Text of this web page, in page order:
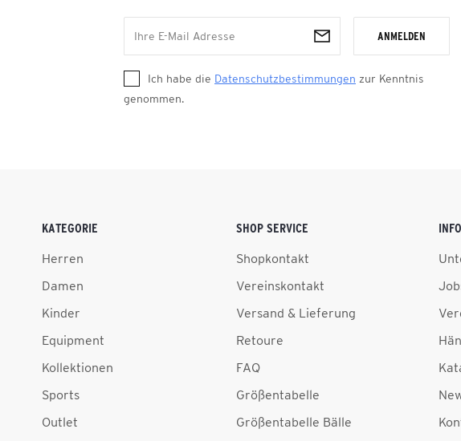
ANMELDEN
Ich habe die Datenschutzbestimmungen zur Kenntnis
genommen.
KATEGORIE
Herren
Damen
Kinder
Equipment
Kollektionen
Sports
Outlet
SHOP SERVICE
Shopkontakt
Vereinskontakt
Versand & Lieferung
Retoure
FAQ
Größentabelle
Größentabelle Bälle